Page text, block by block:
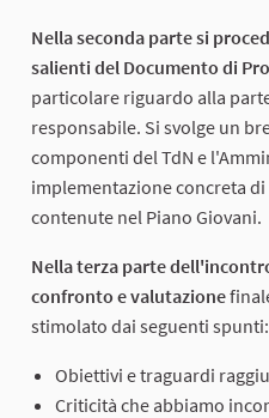
Nella seconda parte si
salienti del Documento di
particolare riguardo alla
responsabile. Si svolge un
componenti del TdN e
implementazione concreta
contenute nel Piano Giovani.
Nella terza parte
confronto e valutazione
stimolato dai seguenti spunti:
Obiettivi e traguardi
Criticità che abbiamo